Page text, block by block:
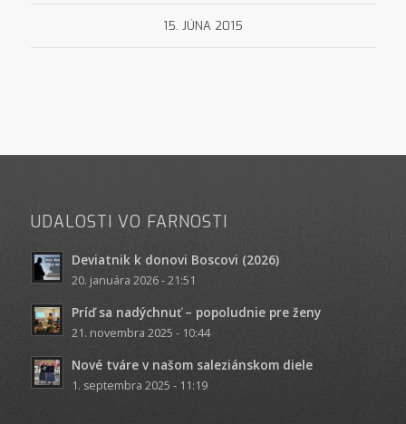
15. JÚNA 2015
UDALOSTI VO FARNOSTI
Deviatnik k donovi Boscovi (2026)
20. januára 2026 - 21:51
Príď sa nadýchnuť – popoludnie pre ženy
21. novembra 2025 - 10:44
Nové tváre v našom saleziánskom diele
1. septembra 2025 - 11:19